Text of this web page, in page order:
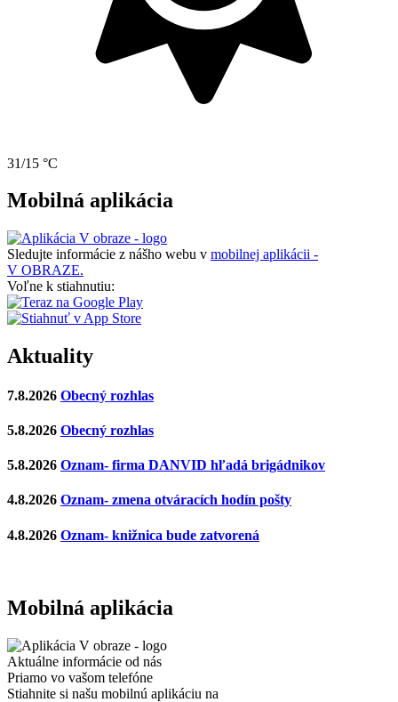
31/15 °C
Mobilná aplikácia
Sledujte informácie z nášho webu v mobilnej aplikácii -
V OBRAZE.
Voľne k stiahnutiu:
Aktuality
7.8.2026 Obecný rozhlas
5.8.2026 Obecný rozhlas
5.8.2026 Oznam- firma DANVID hľadá brigádnikov
4.8.2026 Oznam- zmena otváracích hodín pošty
4.8.2026 Oznam- knižnica bude zatvorená
Mobilná aplikácia
Aktuálne informácie od nás
Priamo vo vašom telefóne
Stiahnite si našu mobilnú aplikáciu na